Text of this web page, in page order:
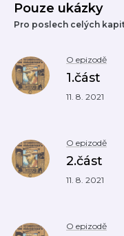
Pouze ukázky
Pro poslech celých
O epizodě
1.část
11. 8. 2021
O epizodě
2.část
11. 8. 2021
O epizodě